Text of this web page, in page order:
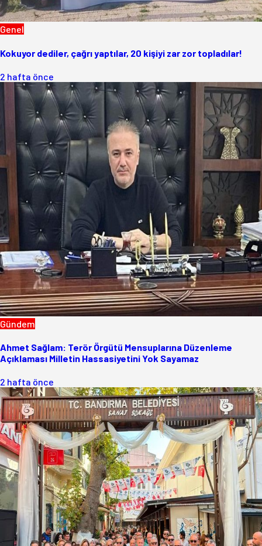
Genel
Kokuyor dediler, çağrı yaptılar, 20 kişiyi zar zor topladılar!
2 hafta önce
Gündem
Ahmet Sağlam: Terör Örgütü Mensuplarına Düzenleme
Açıklaması Milletin Hassasiyetini Yok Sayamaz
2 hafta önce